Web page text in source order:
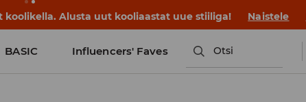
koolikella. Alusta uut kooliaastat uue stiiliga! Naistele
BASIC Influencers' Faves Otsi